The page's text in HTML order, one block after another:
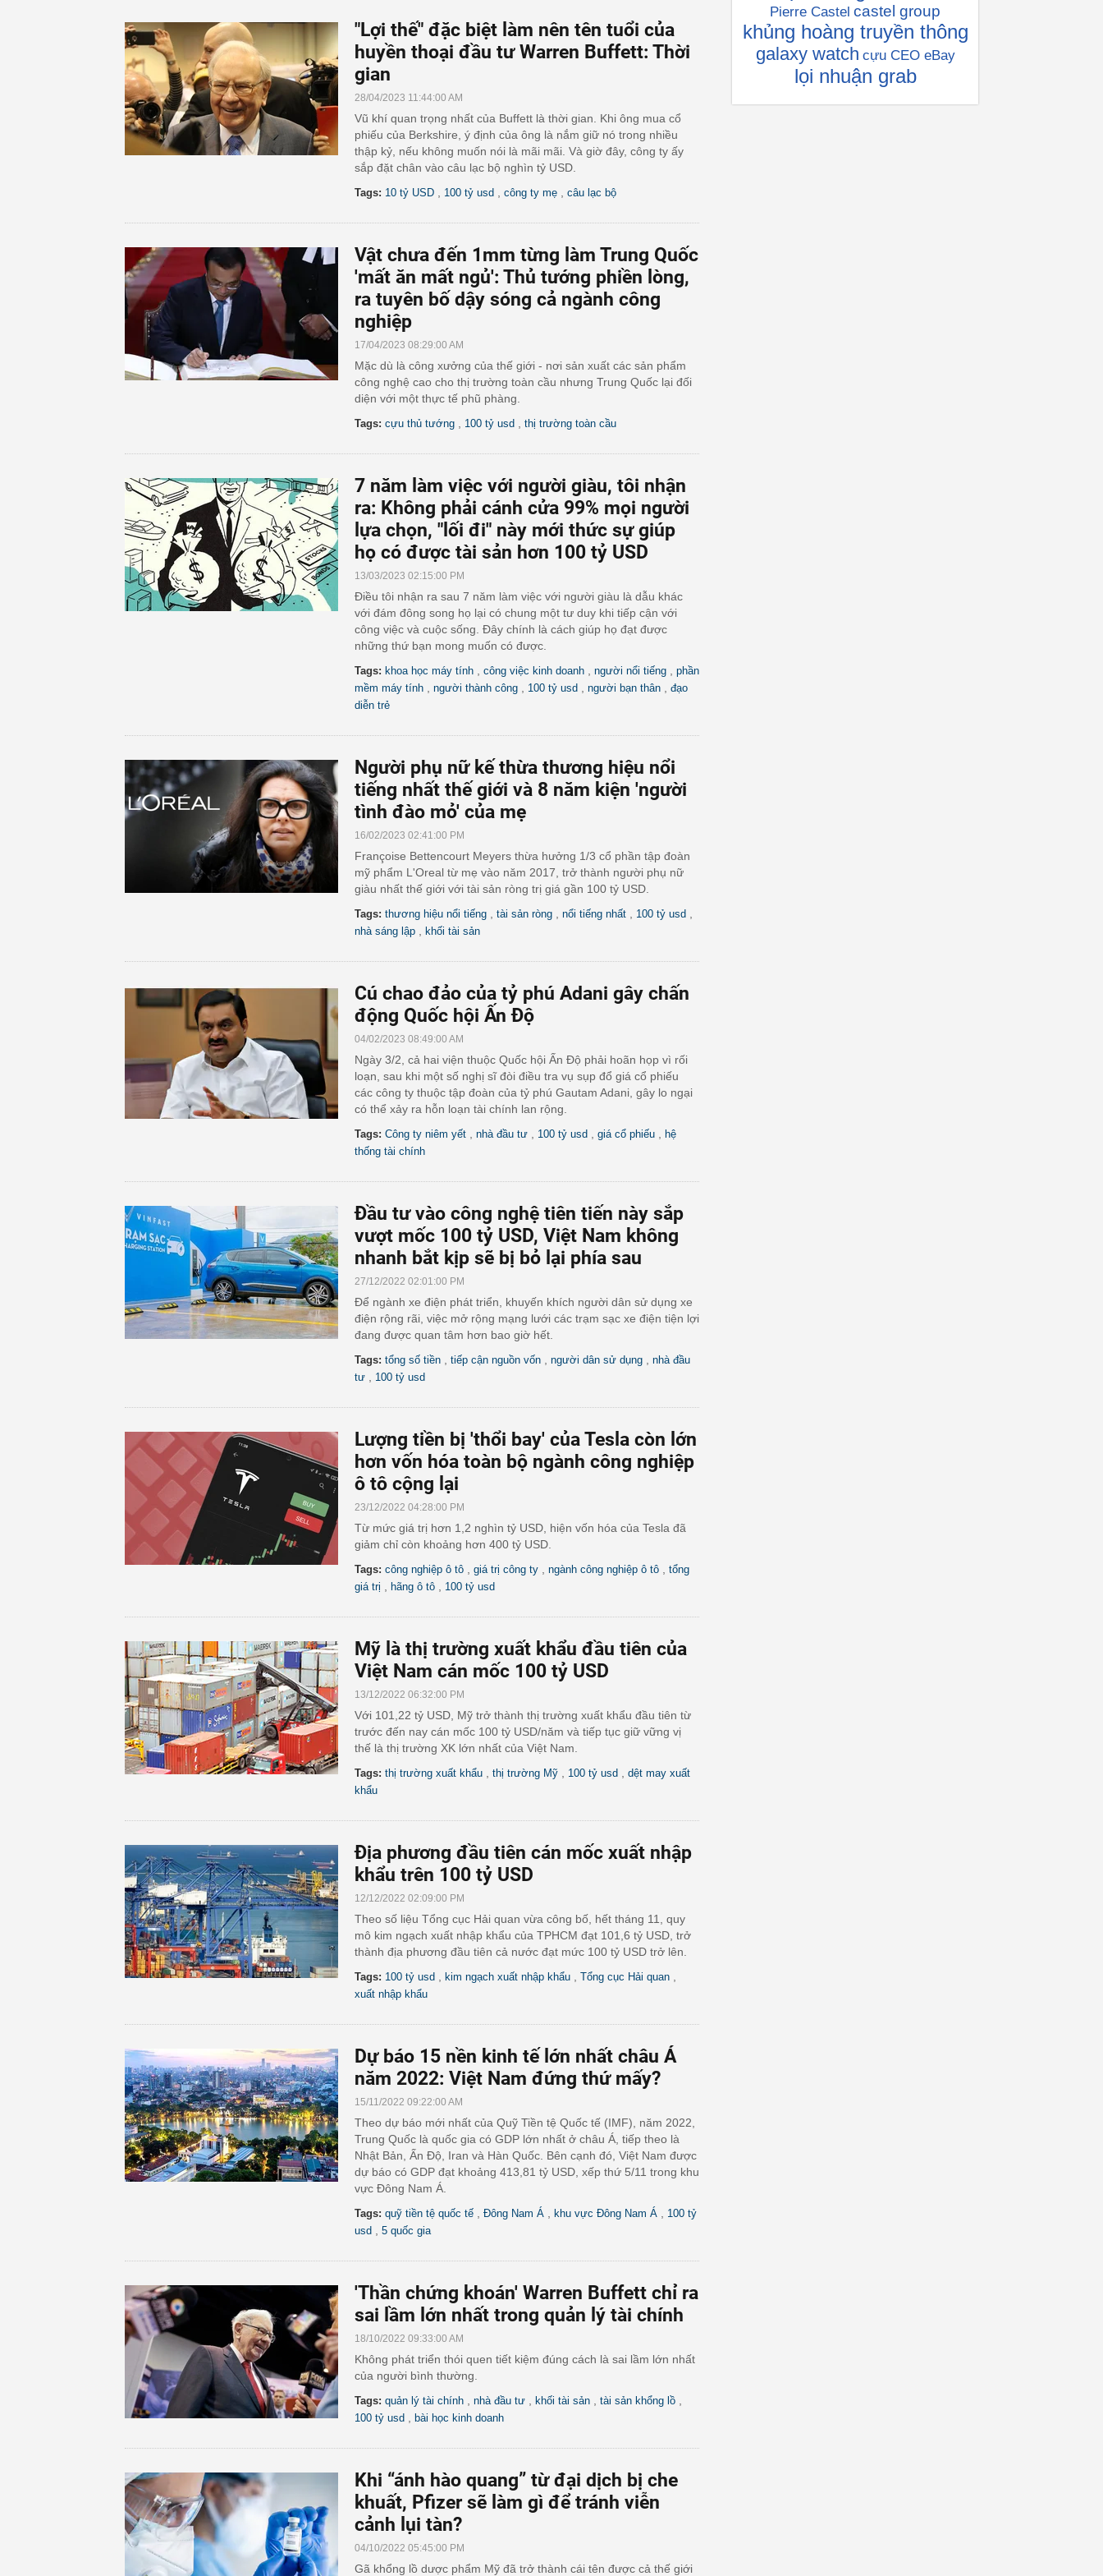
"Lợi thế" đặc biệt làm nên tên tuổi của
huyền thoại đầu tư Warren Buffett: Thời
gian
28/04/2023 11:44:00 AM
Vũ khí quan trọng nhất của Buffett là thời gian. Khi ông mua cổ
phiếu của Berkshire, ý định của ông là nắm giữ nó trong nhiều
thập kỷ, nếu không muốn nói là mãi mãi. Và giờ đây, công ty ấy
sắp đặt chân vào câu lạc bộ nghìn tỷ USD.
Tags: 10 tỷ USD 100 tỷ usd công ty mẹ câu lạc bộ
Vật chưa đến 1mm từng làm Trung Quốc
'mất ăn mất ngủ': Thủ tướng phiền lòng,
ra tuyên bố dậy sóng cả ngành công
nghiệp
17/04/2023 08:29:00 AM
Mặc dù là công xưởng của thế giới - nơi sản xuất các sản phẩm
công nghệ cao cho thị trường toàn cầu nhưng Trung Quốc lại đối
diện với một thực tế phũ phàng.
Tags: cựu thủ tướng 100 tỷ usd thị trường toàn cầu
7 năm làm việc với người giàu, tôi nhận
ra: Không phải cánh cửa 99% mọi người
lựa chọn, "lối đi" này mới thức sự giúp
họ có được tài sản hơn 100 tỷ USD
13/03/2023 02:15:00 PM
Điều tôi nhận ra sau 7 năm làm việc với người giàu là dẫu khác
với đám đông song họ lại có chung một tư duy khi tiếp cận với
công việc và cuộc sống. Đây chính là cách giúp họ đạt được
những thứ bạn mong muốn có được.
Tags: khoa học máy tính công việc kinh doanh người nổi tiếng
phần
mềm máy tính
người thành công 100 tỷ usd người bạn thân
đạo
diễn trẻ
Người phụ nữ kế thừa thương hiệu nổi
tiếng nhất thế giới và 8 năm kiện 'người
tình đào mỏ' của mẹ
16/02/2023 02:41:00 PM
Françoise Bettencourt Meyers thừa hưởng 1/3 cổ phần tập đoàn
mỹ phẩm L'Oreal từ mẹ vào năm 2017, trở thành người phụ nữ
giàu nhất thế giới với tài sản ròng trị giá gần 100 tỷ USD.
Tags: thương hiệu nổi tiếng tài sản ròng nổi tiếng nhất 100 tỷ usd
nhà sáng lập khối tài sản
Cú chao đảo của tỷ phú Adani gây chấn
động Quốc hội Ấn Độ
04/02/2023 08:49:00 AM
Ngày 3/2, cả hai viện thuộc Quốc hội Ấn Độ phải hoãn họp vì rối
loạn, sau khi một số nghị sĩ đòi điều tra vụ sụp đổ giá cổ phiếu
các công ty thuộc tập đoàn của tỷ phú Gautam Adani, gây lo ngại
có thể xảy ra hỗn loạn tài chính lan rộng.
Tags: Công ty niêm yết nhà đầu tư 100 tỷ usd giá cổ phiếu
hệ
thống tài chính
Đầu tư vào công nghệ tiên tiến này sắp
vượt mốc 100 tỷ USD, Việt Nam không
nhanh bắt kịp sẽ bị bỏ lại phía sau
27/12/2022 02:01:00 PM
Để ngành xe điện phát triển, khuyến khích người dân sử dụng xe
điện rộng rãi, việc mở rộng mạng lưới các trạm sạc xe điện tiện lợi
đang được quan tâm hơn bao giờ hết.
Tags: tổng số tiền tiếp cận nguồn vốn người dân sử dụng
nhà đầu
tư
100 tỷ usd
Lượng tiền bị 'thổi bay' của Tesla còn lớn
hơn vốn hóa toàn bộ ngành công nghiệp
ô tô cộng lại
23/12/2022 04:28:00 PM
Từ mức giá trị hơn 1,2 nghìn tỷ USD, hiện vốn hóa của Tesla đã
giảm chỉ còn khoảng hơn 400 tỷ USD.
Tags: công nghiệp ô tô giá trị công ty ngành công nghiệp ô tô
tổng
giá trị
hãng ô tô 100 tỷ usd
Mỹ là thị trường xuất khẩu đầu tiên của
Việt Nam cán mốc 100 tỷ USD
13/12/2022 06:32:00 PM
Với 101,22 tỷ USD, Mỹ trở thành thị trường xuất khẩu đầu tiên từ
trước đến nay cán mốc 100 tỷ USD/năm và tiếp tục giữ vững vị
thế là thị trường XK lớn nhất của Việt Nam.
Tags: thị trường xuất khẩu thị trường Mỹ 100 tỷ usd
dệt may xuất
khẩu
Địa phương đầu tiên cán mốc xuất nhập
khẩu trên 100 tỷ USD
12/12/2022 02:09:00 PM
Theo số liệu Tổng cục Hải quan vừa công bố, hết tháng 11, quy
mô kim ngạch xuất nhập khẩu của TPHCM đạt 101,6 tỷ USD, trở
thành địa phương đầu tiên cả nước đạt mức 100 tỷ USD trở lên.
Tags: 100 tỷ usd kim ngạch xuất nhập khẩu Tổng cục Hải quan
xuất nhập khẩu
Dự báo 15 nền kinh tế lớn nhất châu Á
năm 2022: Việt Nam đứng thứ mấy?
15/11/2022 09:22:00 AM
Theo dự báo mới nhất của Quỹ Tiền tệ Quốc tế (IMF), năm 2022,
Trung Quốc là quốc gia có GDP lớn nhất ở châu Á, tiếp theo là
Nhật Bản, Ấn Độ, Iran và Hàn Quốc. Bên cạnh đó, Việt Nam được
dự báo có GDP đạt khoảng 413,81 tỷ USD, xếp thứ 5/11 trong khu
vực Đông Nam Á.
Tags: quỹ tiền tệ quốc tế Đông Nam Á khu vực Đông Nam Á
100 tỷ
usd
5 quốc gia
'Thần chứng khoán' Warren Buffett chỉ ra
sai lầm lớn nhất trong quản lý tài chính
18/10/2022 09:33:00 AM
Không phát triển thói quen tiết kiệm đúng cách là sai lầm lớn nhất
của người bình thường.
Tags: quản lý tài chính nhà đầu tư khối tài sản tài sản khổng lồ
100 tỷ usd bài học kinh doanh
Khi “ánh hào quang” từ đại dịch bị che
khuất, Pfizer sẽ làm gì để tránh viễn
cảnh lụi tàn?
04/10/2022 05:45:00 PM
Gã khổng lồ dược phẩm Mỹ đã trở thành cái tên được cả thế giới
Pierre Castel castel group
khủng hoàng truyền thông
galaxy watch cựu CEO eBay
lọi nhuận grab